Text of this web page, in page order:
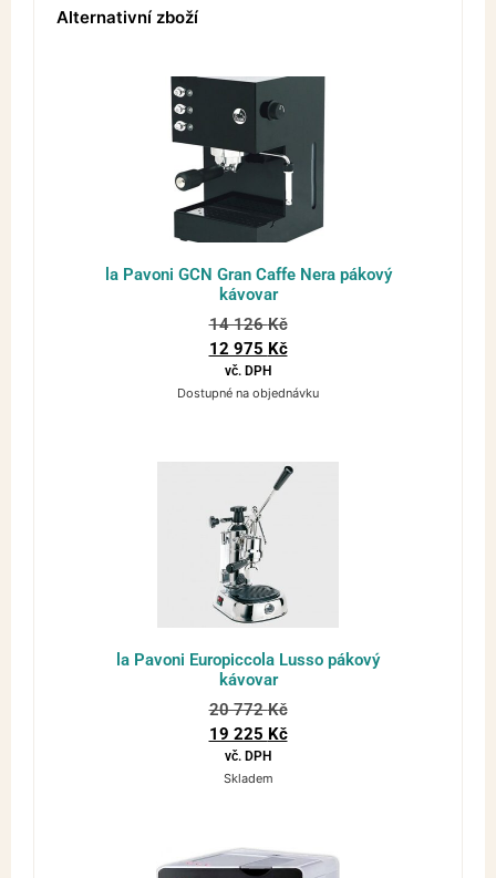
Alternativní zboží
la Pavoni GCN Gran Caffe Nera pákový
kávovar
14 126Kč
12 975 Kč
vč. DPH
Dostupné na objednávku
la Pavoni Europiccola Lusso pákový
kávovar
20 772Kč
19 225 Kč
vč. DPH
Skladem